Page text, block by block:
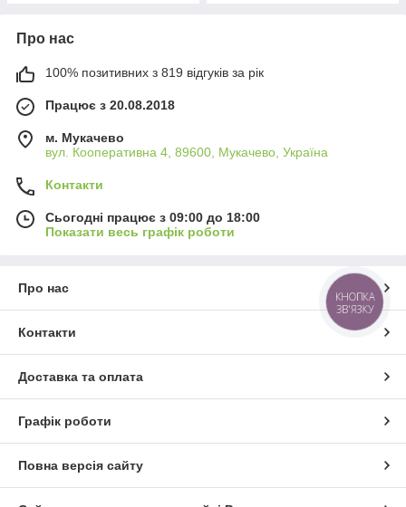
Про нас
100% позитивних з 819 відгуків за рік
Працює з 20.08.2018
м. Мукачево
вул. Кооперативна 4, 89600, Мукачево, Україна
Контакти
Сьогодні працює з 09:00 до 18:00
Показати весь графік роботи
Про нас
Контакти
Доставка та оплата
Графік роботи
Повна версія сайту
КНОПКА
ЗВ'ЯЗКУ